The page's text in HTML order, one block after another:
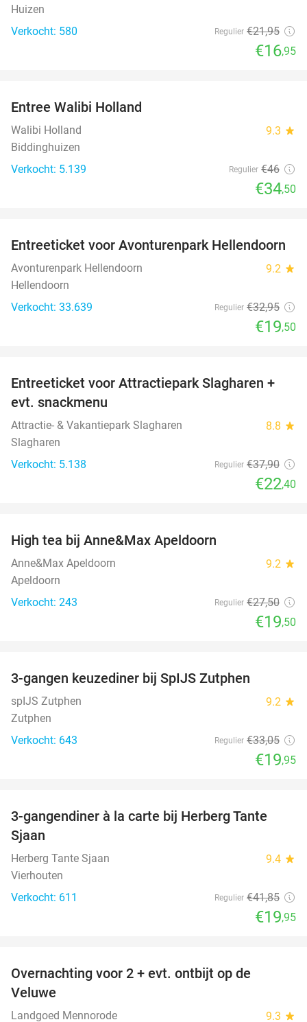
Huizen
Verkocht: 580
Regulier €21,95
€16,95
Entree Walibi Holland
Walibi Holland 9.3 star
Biddinghuizen
Verkocht: 5.139
Regulier €46
€34,50
41%
Entreeticket voor Avonturenpark Hellendoorn
Avonturenpark Hellendoorn 9.2 star
Hellendoorn
Verkocht: 33.639
Regulier €32,95
€19,50
41%
Entreeticket voor Attractiepark Slagharen +
evt. snackmenu
Attractie- & Vakantiepark Slagharen 8.8 star
Slagharen
Verkocht: 5.138
Regulier €37,90
€22,40
High tea bij Anne&Max Apeldoorn
Anne&Max Apeldoorn 9.2 star
Apeldoorn
Verkocht: 243
Regulier €27,50
€19,50
3-gangen keuzediner bij SpIJS Zutphen
spIJS Zutphen 9.2 star
Zutphen
Verkocht: 643
Regulier €33,05
€19,95
52%
3-gangendiner à la carte bij Herberg Tante
Sjaan
Herberg Tante Sjaan 9.4 star
Vierhouten
Verkocht: 611
Regulier €41,85
€19,95
Overnachting voor 2 + evt. ontbijt op de
Veluwe
Landgoed Mennorode 9.3 star